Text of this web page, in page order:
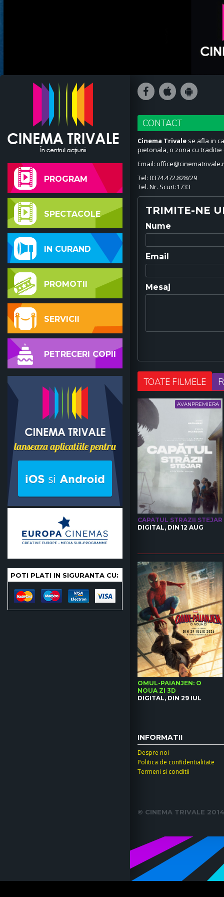
PROGRAM
SPECTACOLE
IN CURAND
PROMOTII
SERVICII
PETRECERI COPII
POTI PLATI IN SIGURANTA CU:
CONTACT
Cinema Trivale se afla in
pietonala, o zona cu
Email:
Tel: 0374.472.828/29
Tel. Nr. Scurt:1733
TRIMITE-NE
Nume
Email
Mesaj
TOATE FILMELE
AVANPREMIERA
CAPATUL STRAZII STEJAR
DIGITAL, DIN 12 AUG
OMUL-PAIANJEN: O
NOUA ZI 3D
DIGITAL, DIN 29 IUL
INFORMATII
Despre noi
Politica de confidentialitate
Termeni si conditii
© CINEMA TRIVALE